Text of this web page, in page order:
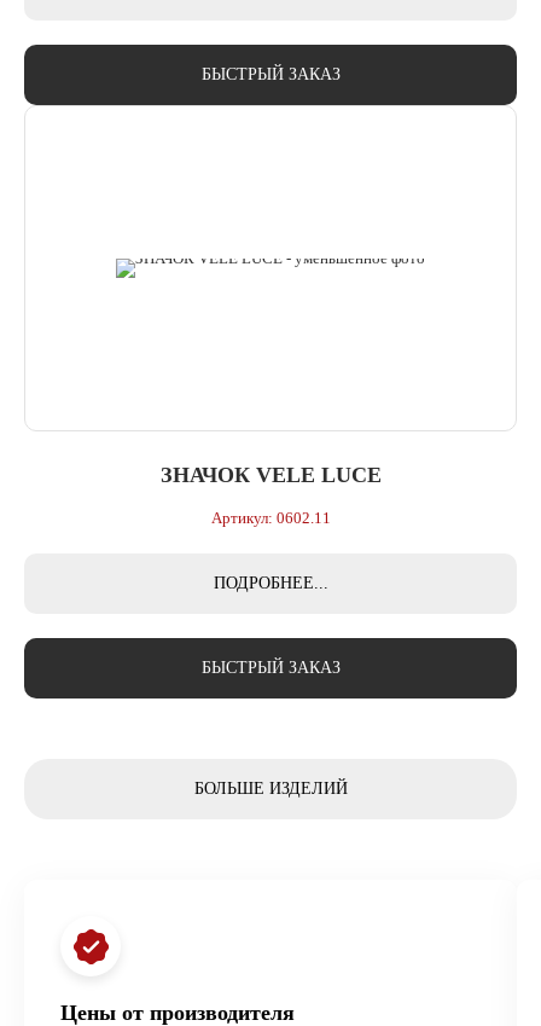
БЫСТРЫЙ ЗАКАЗ
ЗНАЧОК VELE LUCE
Артикул: 0602.11
ПОДРОБНЕЕ...
БЫСТРЫЙ ЗАКАЗ
БОЛЬШЕ ИЗДЕЛИЙ
Цены от производителя